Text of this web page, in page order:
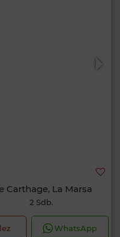
Carthage, La Marsa
2 Sdb.
WhatsApp